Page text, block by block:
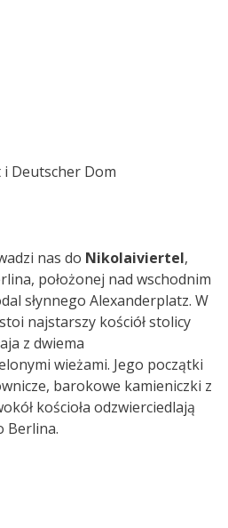
Deutscher Dom
nas do Nikolaiviertel,
położonej nad wschodnim
słynnego Alexanderplatz. W
najstarszy kościół stolicy
z dwiema
wieżami. Jego początki
barokowe kamieniczki z
kościoła odzwierciedlają
Berlina.